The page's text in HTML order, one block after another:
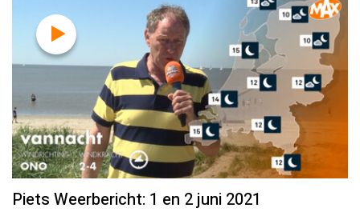
Piets Weerbericht: 1 en 2 juni 2021